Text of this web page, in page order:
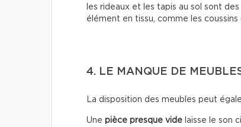
les rideaux et les tapis au sol sont
élément en tissu, comme les coussins
4. LE MANQUE DE
La disposition des meubles peut
Une pièce presque vide laisse le son